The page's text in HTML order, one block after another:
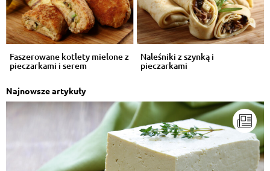
Faszerowane kotlety mielone z
pieczarkami i serem
Naleśniki z szynką i
pieczarkami
Najnowsze artykuły